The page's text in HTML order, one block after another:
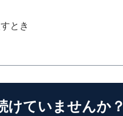
とき
けていませんか？